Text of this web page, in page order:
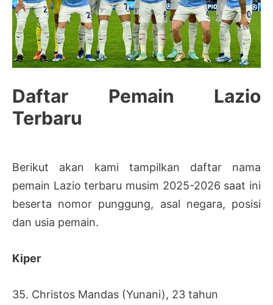
Daftar Pemain Lazio
Terbaru
Berikut akan kami tampilkan daftar nama
pemain Lazio terbaru musim 2025-2026 saat ini
beserta nomor punggung, asal negara, posisi
dan usia pemain.
Kiper
35. Christos Mandas (Yunani), 23 tahun